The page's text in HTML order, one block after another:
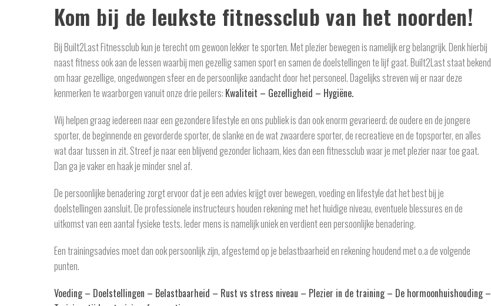
Kom bij de leukste fitnessclub van het noorden!
Bij Built2Last Fitnessclub kun je terecht om gewoon lekker te sporten. Met plezier bewegen is namelijk erg belangrijk. Denk hierbij
naast fitness ook aan de lessen waarbij men gezellig samen sport en samen de doelstellingen te lijf gaat. Built2Last staat bekend
om haar gezellige, ongedwongen sfeer en de persoonlijke aandacht door het personeel. Dagelijks streven wij er naar deze
kenmerken te waarborgen vanuit onze drie peilers: Kwaliteit – Gezelligheid – Hygiëne.
Wij helpen graag iedereen naar een gezondere lifestyle en ons publiek is dan ook enorm gevarieerd; de oudere en de jongere
sporter, de beginnende en gevorderde sporter, de slanke en de wat zwaardere sporter, de recreatieve en de topsporter, en alles
wat daar tussen in zit. Streef je naar een blijvend gezonder lichaam, kies dan een fitnessclub waar je met plezier naar toe gaat.
Dan ga je vaker en haak je minder snel af.
De persoonlijke benadering zorgt ervoor dat je een advies krijgt over bewegen, voeding en lifestyle dat het best bij je
doelstellingen aansluit. De professionele instructeurs houden rekening met het huidige niveau, eventuele blessures en de
uitkomst van een aantal fysieke tests. Ieder mens is namelijk uniek en verdient een persoonlijke benadering.
Een trainingsadvies moet dan ook persoonlijk zijn, afgestemd op je belastbaarheid en rekening houdend met o.a de volgende
punten.
Voeding – Doelstellingen – Belastbaarheid – Rust vs stress niveau – Plezier in de training – De hormoonhuishouding –